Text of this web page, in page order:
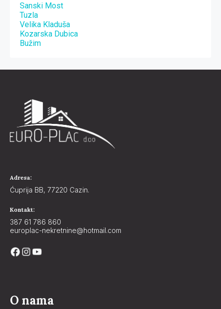
Sanski Most
Tuzla
Velika Kladuša
Kozarska Dubica
Bužim
Adresa:
Ćuprija BB, 77220 Cazin.
Kontakt:
387 61 786 860
europlac-nekretnine@hotmail.com
O nama